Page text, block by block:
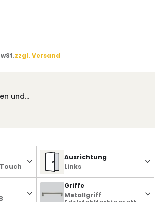
zzgl. Versand
und…
Ausrichtung
Links
Griffe
Metallgriff